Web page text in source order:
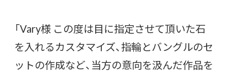
「Vary様 この度は目に指定させて頂いた石
を入れるカスタマイズ、指輪とバングルのセ
ットの作成など、当方の意向を汲んだ作品を